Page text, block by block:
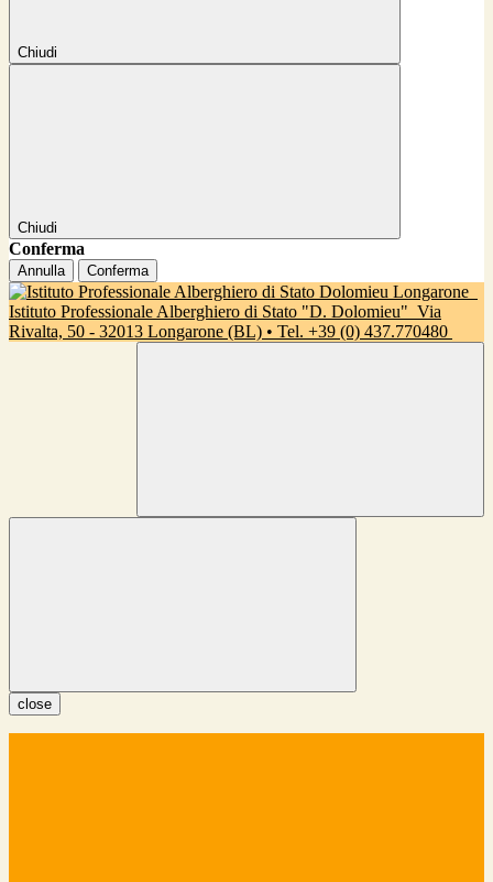
Chiudi
Chiudi
Conferma
Annulla Conferma
Istituto Professionale Alberghiero di Stato "D. Dolomieu" Via
Rivalta, 50 - 32013 Longarone (BL) • Tel. +39 (0) 437.770480
close